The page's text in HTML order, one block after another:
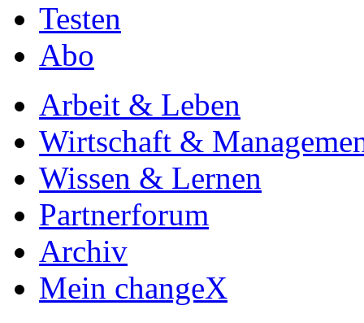
Testen
Abo
Arbeit & Leben
Wirtschaft &
Wissen & Lernen
Partnerforum
Archiv
Mein changeX